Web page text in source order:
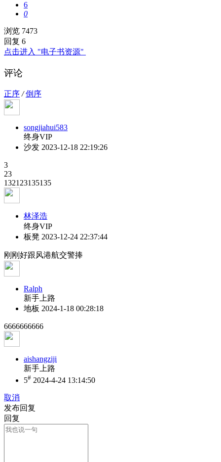
6
0
浏览 7473
回复 6
点击进入 "电子书资源"
评论
正序 / 倒序
songjiahui583
终身VIP
沙发 2023-12-18 22:19:26
3
23
132123135135
林泽浩
终身VIP
板凳 2023-12-24 22:37:44
刚刚好跟风港航交警捧
Ralph
新手上路
地板 2024-1-18 00:28:18
6666666666
aishangziji
新手上路
5# 2024-4-24 13:14:50
取消
发布回复
回复